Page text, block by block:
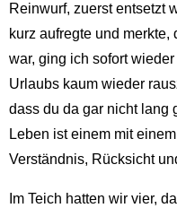
Reinwurf, zuerst entsetzt
kurz aufregte und
war, ging ich sofort
Urlaubs kaum wieder
dass du da gar nicht lang
Leben ist einem mit
Verständnis, Rücksicht
Im Teich hatten wir vier,